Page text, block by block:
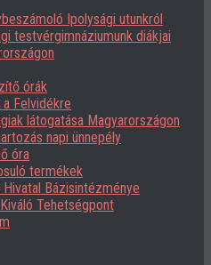
Ipolysági utunkról
testvérgimnáziumunk diákjai
órák
Felvidékre
látogatása Magyarországon
napi ünnepély
óra
termékek
Bázisintézménye
Tehetségpont